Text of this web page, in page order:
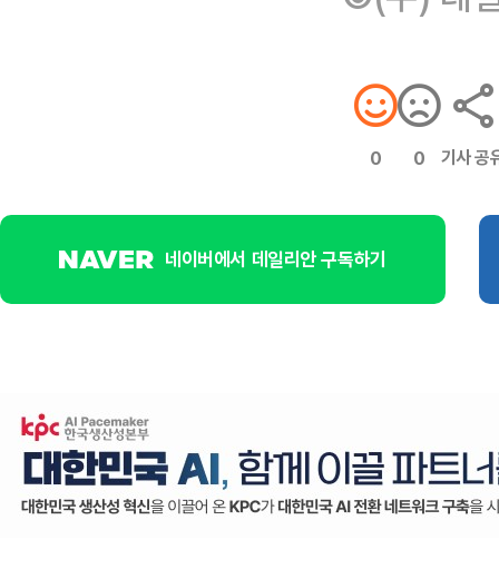
0 0 기사 공
네이버에서 데일리안 구독하기